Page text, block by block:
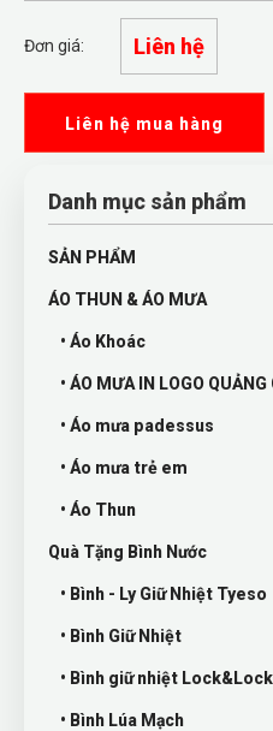
Đơn giá: Liên hệ
Liên hệ mua hàng
Danh mục sản phẩm
SẢN PHẨM
ÁO THUN & ÁO MƯA
• Áo Khoác
• ÁO MƯA IN LOGO QUẢNG
• Áo mưa padessus
• Áo mưa trẻ em
• Áo Thun
Quà Tặng Bình Nước
• Bình - Ly Giữ Nhiệt Tyeso
• Bình Giữ Nhiệt
• Bình giữ nhiệt Lock&Lock
• Bình Lúa Mạch